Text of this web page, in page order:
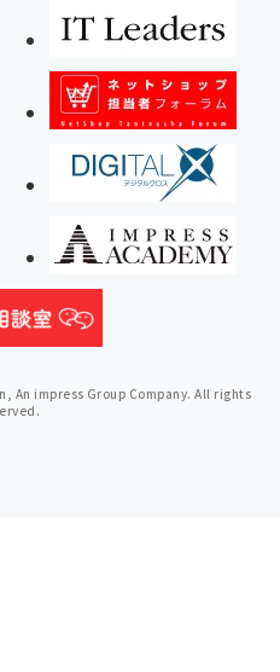
An impress Group Company. All rights